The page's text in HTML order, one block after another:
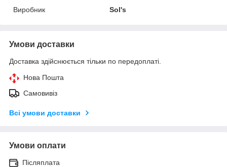
Виробник
Sol's
Умови доставки
Доставка здійснюється тільки по передоплаті.
Нова Пошта
Самовивіз
Всі умови доставки
Умови оплати
Післяплата